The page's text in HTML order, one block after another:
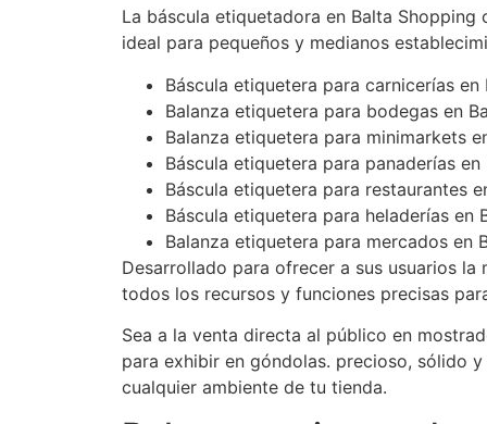
La báscula etiquetadora en Balta
ideal para pequeños y medianos
Báscula etiquetera para carnicerías en
Balanza etiquetera para bodegas en
Balanza etiquetera para minimarkets
Báscula etiquetera para panaderías
Báscula etiquetera para restaurantes
Báscula etiquetera para heladerías en
Balanza etiquetera para mercados en
Desarrollado para ofrecer a sus usuarios
todos los recursos y funciones precisas
Sea a la venta directa al público en
para exhibir en góndolas. precioso, sólido
cualquier ambiente de tu tienda.